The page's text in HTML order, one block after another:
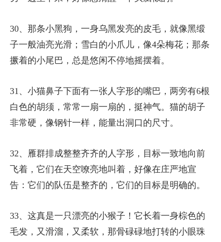
30、那条小黑狗，一身乌黑发亮的皮毛，就像黑缎
子一般油亮光滑；雪白的小爪儿，像4朵梅花；那条
撅着的小尾巴，总是悠闲不停地摇摆着。
31、小猫鼻子下面有一张人字形的嘴巴，两旁有6根
白色的胡须，常常一扇一扇的，挺神气。猫的胡子
非常硬，像钢针一样，能量出洞口的尺寸。
32、雁群排成整整齐齐的人字形，目标一致地向前
飞着，它们在天空嘹亮地叫着，好像在庄严地宣
告：它们的队伍是整齐的，它们的目标是明确的。
33、这真是一只漂亮的小猴子！它长着一身棕色的
毛发，又滑溜，又柔软，那骨碌碌地打转的小眼珠